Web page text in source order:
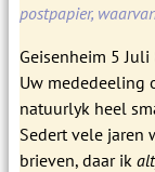
postpapier,
Geisenheim 5
Uw mededeeling
natuurlyk heel
Sedert vele jaren
brieven, daar ik